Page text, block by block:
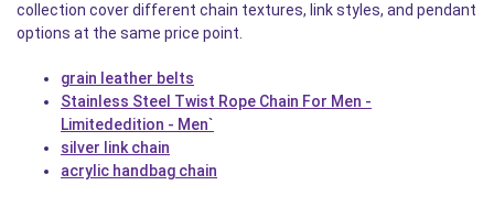
collection cover different chain textures, link styles, and pendant
options at the same price point.
grain leather belts
Stainless Steel Twist Rope Chain For Men -
Limitededition - Men`
silver link chain
acrylic handbag chain